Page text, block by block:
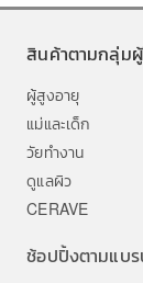
สินค้าตามกลุ่มผู้
ผู้สูงอายุ
แม่และเด็ก
วัยทำงาน
ดูแลผิว
CERAVE
ช้อปปิ้งตามแบ